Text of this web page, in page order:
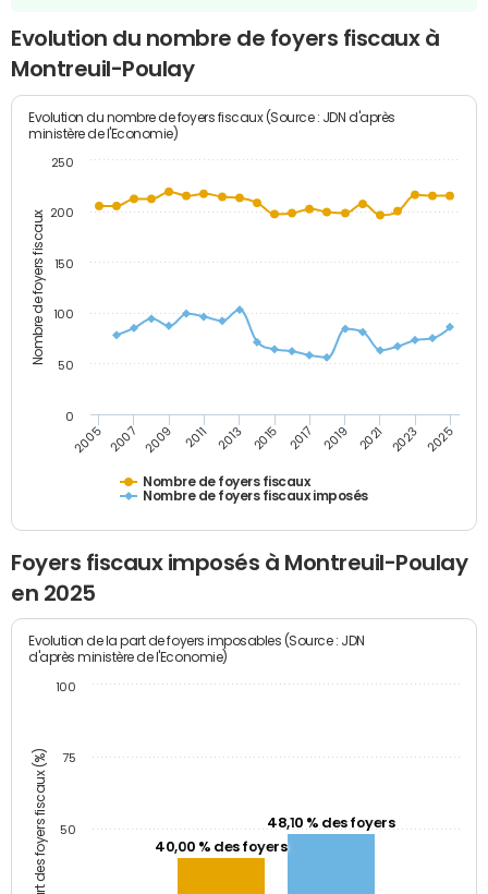
Evolution du nombre de foyers fiscaux à
Montreuil-Poulay
Nombre de foyers fiscaux
Evolution du nombre de foyers fiscaux (Source : JDN d'après
ministère de l'Economie)
Nombre de foyers fiscaux
Nombre de foyers fiscaux imposés
2005 2007 2009 2011 2013 2015 2017 2019 2021 2023 2025
0
50
100
150
200
250
Foyers fiscaux imposés à Montreuil-Poulay
en 2025
Part des foyers fiscaux (%)
Evolution de la part de foyers imposables (Source : JDN
d'après ministère de l'Economie)
40,00 % des foyers
48,10 % des foyers
50
75
100